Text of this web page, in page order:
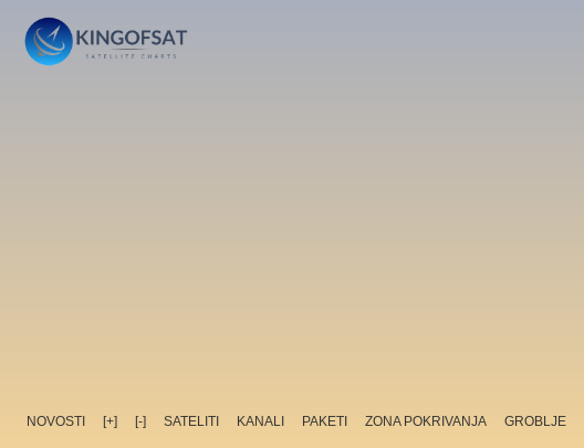
NOVOSTI [+] [-] SATELITI KANALI PAKETI ZONA POKRIVANJA GROBLJE